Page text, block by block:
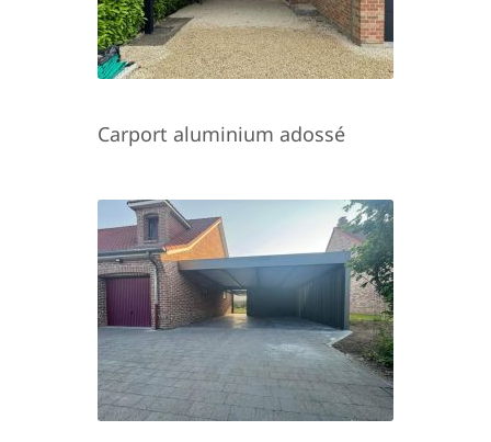
Carport aluminium adossé